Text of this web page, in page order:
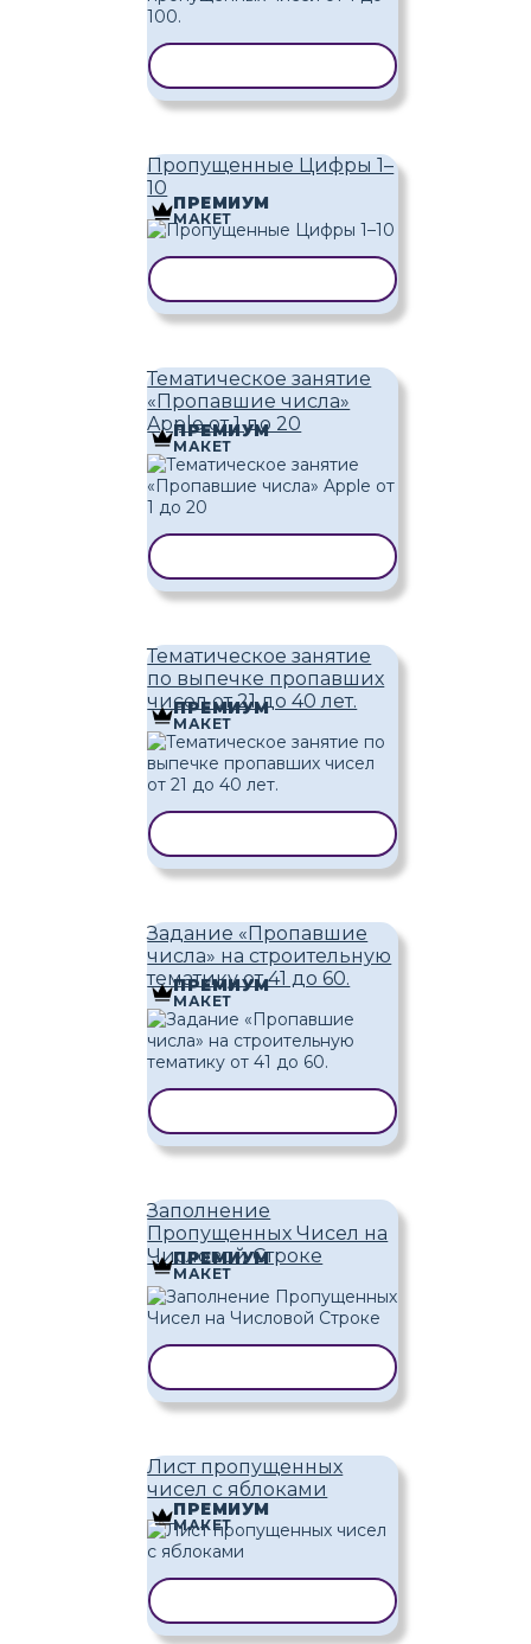
Пропущенные Цифры 1–
10
ПРЕМИУМ
МАКЕТ
Тематическое занятие
«Пропавшие числа»
Apple от 1 до 20
ПРЕМИУМ
МАКЕТ
Тематическое занятие
по выпечке пропавших
чисел от 21 до 40 лет.
ПРЕМИУМ
МАКЕТ
Задание «Пропавшие
числа» на строительную
тематику от 41 до 60.
ПРЕМИУМ
МАКЕТ
Заполнение
Пропущенных Чисел на
Числовой Строке
ПРЕМИУМ
МАКЕТ
Лист пропущенных
чисел с яблоками
ПРЕМИУМ
МАКЕТ